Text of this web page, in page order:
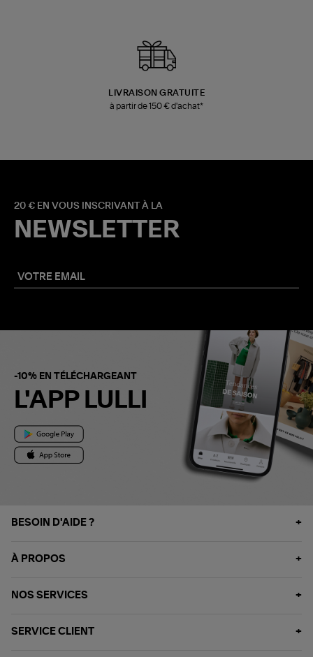
LIVRAISON GRATUITE
à partir de 150 € d'achat*
20 € EN VOUS INSCRIVANT À LA
NEWSLETTER
-10% EN TÉLÉCHARGEANT
L'APP LULLI
BESOIN D'AIDE ?
À PROPOS
NOS SERVICES
SERVICE CLIENT